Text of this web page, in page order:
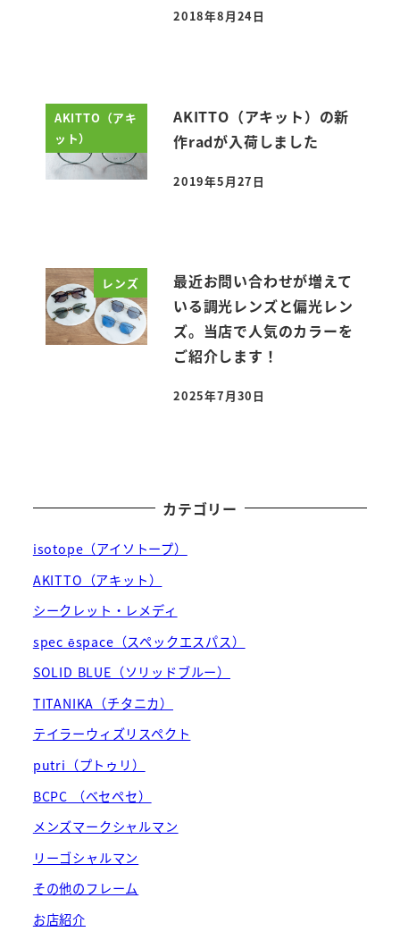
投稿日
2018年8月24日
AKITTO（アキ
ット）
AKITTO（アキット）の新
作radが入荷しました
投稿日
2019年5月27日
レンズ
最近お問い合わせが増えて
いる調光レンズと偏光レン
ズ。当店で人気のカラーを
ご紹介します！
投稿日
2025年7月30日
カテゴリー
isotope（アイソトープ）
AKITTO（アキット）
シークレット・レメディ
spec ēspace（スペックエスパス）
SOLID BLUE（ソリッドブルー）
TITANIKA（チタニカ）
テイラーウィズリスペクト
putri（プトゥリ）
BCPC （ベセペセ）
メンズマークシャルマン
リーゴシャルマン
その他のフレーム
お店紹介